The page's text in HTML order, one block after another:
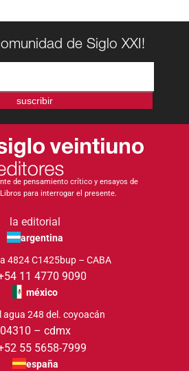
de Siglo XXI!
suscribir
de pensamiento crítico y ensayos de
para interrogar el presente.
la editorial
argentina
4824 C1425bup – CABA
11 4770 9090
méxico
agua 248 del. coyoacán
04310 – cdmx
55 5658-7999
españa